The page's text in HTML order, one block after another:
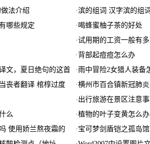
法介绍 ·滨的组词 汉字滨的组
哪些规定 · 喝蜂蜜柚子茶的好处
·试用期的工资一般有
·背部起痘痘怎么办
文，夏日绝句的这首 · 雨中冒险2女猎人装备
丧者翻译 棺椁过度 ·横州市百合镇新冠肺
· 出行旅游在景区注意
么 ·植物的叶子变黄怎么
使用娇兰熬夜霜的 · 宝可梦剑盾铠之孤岛